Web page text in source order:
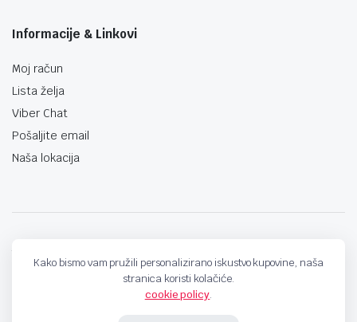
Informacije & Linkovi
Moj račun
Lista želja
Viber Chat
Pošaljite email
Naša lokacija
Kako bismo vam pružili personalizirano iskustvo kupovine, naša
stranica koristi kolačiće.
cookie policy.